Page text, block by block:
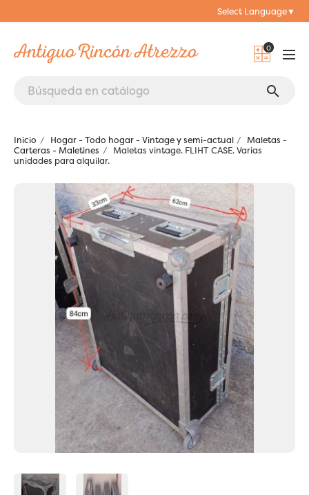
Select Language▼
0
search
Inicio Hogar - Todo hogar - Vintage y semi-actual
Maletas -
Carteras - Maletines
Maletas vintage. FLIHT CASE. Varias
unidades para alquilar.